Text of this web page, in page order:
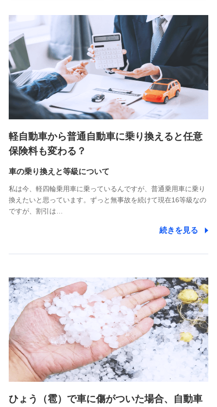
■少額短期保険
株式会社アシロ少額短期保険 (https://kailash.co.jp/)
SBIいきいき少額短期保険会社 (https://www.i-
sedai.com/)
SBIペット少額短期保険株式会社 (https://www.sbipet-
ssi.co.jp/)
SBIリスタ少額短期保険会社
(https://www.jishin.co.jp/)
スマートプラス少額短期保険株式会社
チューリッヒ少額短期保険株式会社
(https://www.zurichssi.co.jp/)
(https://www.tokiomarine-x.co.jp/)
(https://pshoken.co.jp/)
リトルファミリー少額短期保険株式会社
(https://www.littlefamily-ssi.com/)
郵便、電話、およびＥメール等により、当社と取引のあるも
た維持管理等の委託業務遂行のため、またそれらに付帯、関
連する当社および提携会社のサービスを案内、提供するため
（なお、当社は複数の保険会社と取引があり、取得した個人
情報を取引のある他の保険会社の商品・サービスをご提案す
るために利用させていただくことがあります。）
上記に係る連絡・手続き・管理等付帯業務を行うため
3.セミナー募集サイトから取得した個人情報
各種セミナーの案内、開催のため
上記に係る連絡・手続き・管理等付帯業務を行うため
4.家族・友達紹介にて取得した個人情報
軽自動車から普通自動車に乗り換えると任意
保険料も変わる？
車の乗り換えと等級について
私は今、軽四輪乗用車に乗っているんですが、普通乗用車に乗り
換えたいと思っています。ずっと無事故を続けて現在16等級なの
ですが、割引は…
続きを見る
ひょう（雹）で車に傷がついた場合、自動車